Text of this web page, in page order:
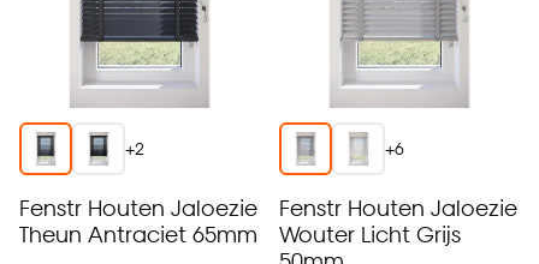
+2
Fenstr Houten Jaloezie
Theun Antraciet 65mm
+6
Fenstr Houten Jaloezie
Wouter Licht Grijs